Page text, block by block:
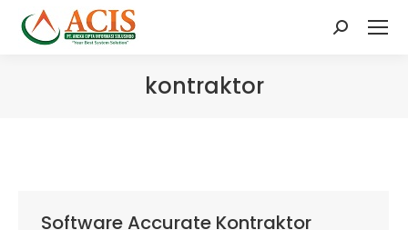
Search:
kontraktor
Software Accurate Kontraktor